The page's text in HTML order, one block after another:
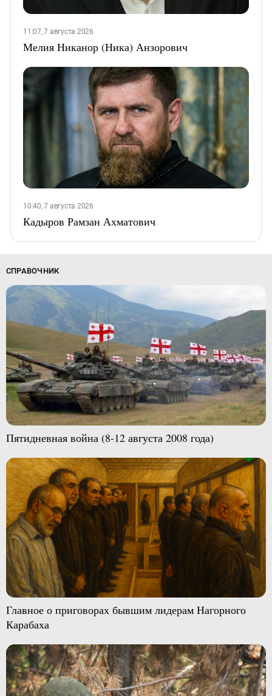
11:07, 7 августа 2026
Мелия Никанор (Ника) Анзорович
10:40, 7 августа 2026
Кадыров Рамзан Ахматович
СПРАВОЧНИК
Пятидневная война (8-12 августа 2008 года)
Главное о приговорах бывшим лидерам Нагорного
Карабаха